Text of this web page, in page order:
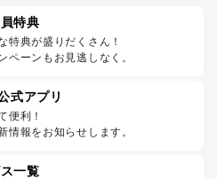
特典
特典が盛りだくさん！
ペーンもお見逃しなく。
式アプリ
便利！
情報をお知らせします。
一覧